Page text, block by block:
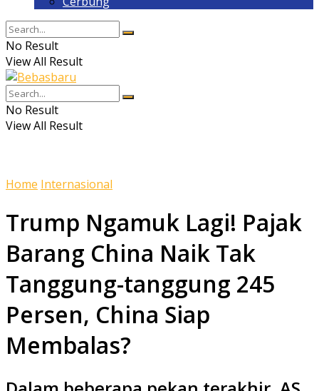
No Result
View All Result
No Result
View All Result
Home Internasional
Trump Ngamuk Lagi! Pajak
Barang China Naik Tak
Tanggung-tanggung 245
Persen, China Siap
Membalas?